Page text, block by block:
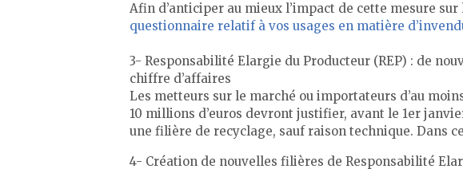
Afin d’anticiper au mieux l’impact de cette mesure
questionnaire relatif à vos usages en matière
3- Responsabilité Elargie du Producteur (REP) : de
chiffre d’affaires
Les metteurs sur le marché ou importateurs d’au
10 millions d’euros devront justifier, avant le 1er
une filière de recyclage, sauf raison technique. Dans
4- Création de nouvelles filières de Responsabilité